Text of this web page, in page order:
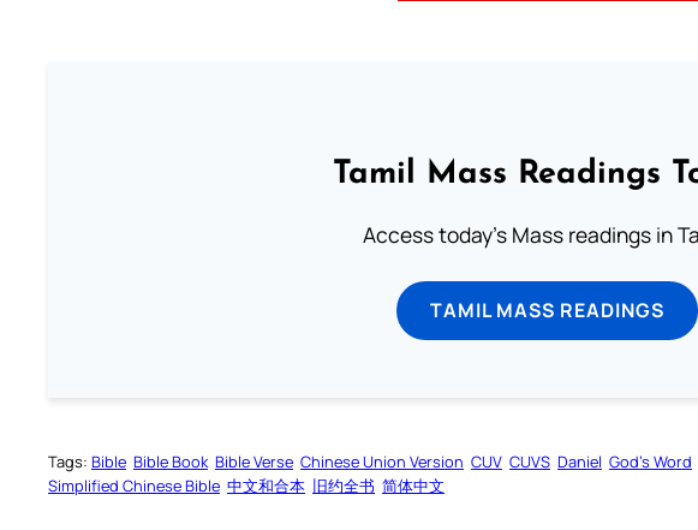
Tamil Mass Readings
Access today's Mass readings in
TAMIL MASS READINGS
Tags: Bible Bible Book Bible Verse Chinese Union Version CUV CUVS Daniel God’s Word
Simplified Chinese Bible 中文和合本 旧约全书 简体中文